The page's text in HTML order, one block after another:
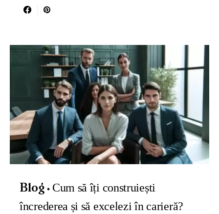
Blog
Cum să îți construiești
încrederea și să excelezi în carieră?